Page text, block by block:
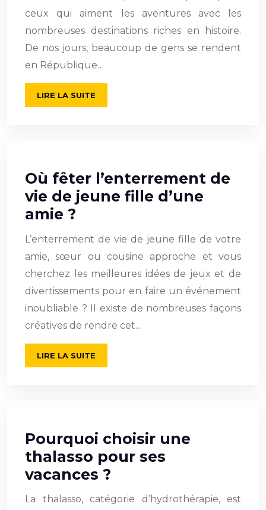
ceux qui aiment les aventures avec les
nombreuses destinations riches en histoire.
De nos jours, beaucoup de gens se rendent
en République…
LIRE LA SUITE
Où fêter l’enterrement de
vie de jeune fille d’une
amie ?
L’enterrement de vie de jeune fille de votre
amie, sœur ou cousine approche et vous
cherchez les meilleures idées de jeux et de
divertissements pour en faire un événement
inoubliable ? Il existe de nombreuses façons
créatives de rendre cet…
LIRE LA SUITE
Pourquoi choisir une
thalasso pour ses
vacances ?
La thalasso, catégorie d’hydrothérapie, est